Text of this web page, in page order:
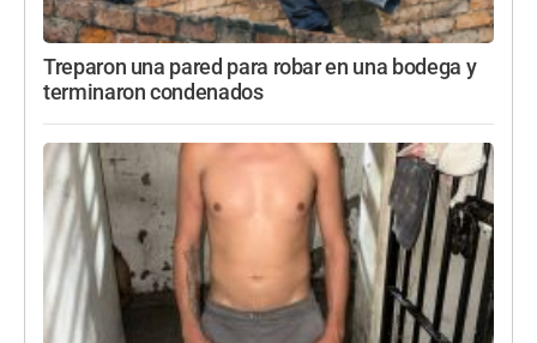
Treparon una pared para robar en una bodega y
terminaron condenados